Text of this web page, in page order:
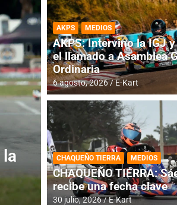
DESTACADA INFORME CENTRAL
RMC BUENOS
histórica en
4 agosto, 2026 E-Kart
AKPS MEDIOS
AKPS: Intervino la IGJ
el llamado a Asamblea
Ordinaria
6 agosto, 2026 E-Kart
CHAQUEÑO TIERRA MEDIOS
CHAQUEÑO TIERRA:
recibe una fecha clave
30 julio, 2026 E-Kart